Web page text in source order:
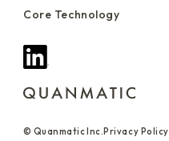
Core Technology
© Quanmatic Inc.Privacy Policy